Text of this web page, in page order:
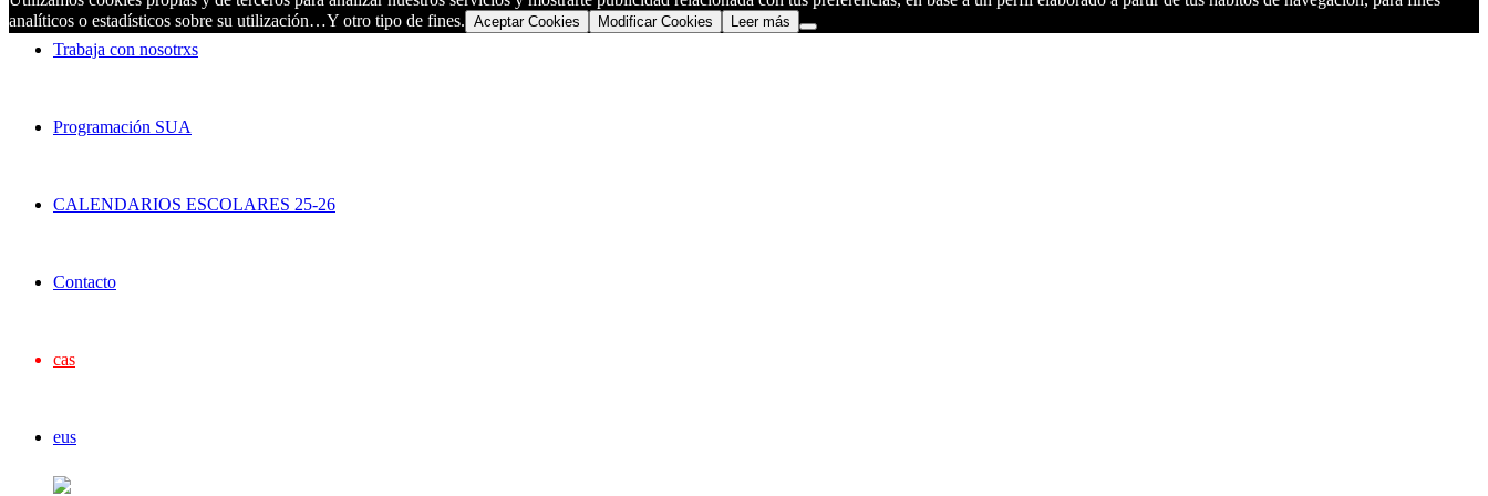
Trabaja con nosotrxs
Programación SUA
CALENDARIOS ESCOLARES 25-26
Contacto
cas
eus
analíticos o estadísticos sobre su utilización…Y otro tipo de fines. Aceptar Cookies Modificar Cookies Leer más